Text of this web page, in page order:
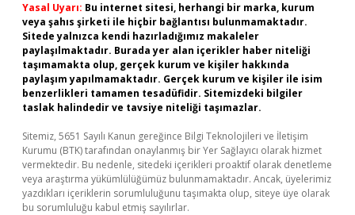
Yasal Uyarı: Bu internet sitesi, herhangi bir marka, kurum
veya şahıs şirketi ile hiçbir bağlantısı bulunmamaktadır.
Sitede yalnızca kendi hazırladığımız makaleler
paylaşılmaktadır. Burada yer alan içerikler haber niteliği
taşımamakta olup, gerçek kurum ve kişiler hakkında
paylaşım yapılmamaktadır. Gerçek kurum ve kişiler ile isim
benzerlikleri tamamen tesadüfidir. Sitemizdeki bilgiler
taslak halindedir ve tavsiye niteliği taşımazlar.
Sitemiz, 5651 Sayılı Kanun gereğince Bilgi Teknolojileri ve İletişim
Kurumu (BTK) tarafından onaylanmış bir Yer Sağlayıcı olarak hizmet
vermektedir. Bu nedenle, sitedeki içerikleri proaktif olarak denetleme
veya araştırma yükümlülüğümüz bulunmamaktadır. Ancak, üyelerimiz
yazdıkları içeriklerin sorumluluğunu taşımakta olup, siteye üye olarak
bu sorumluluğu kabul etmiş sayılırlar.